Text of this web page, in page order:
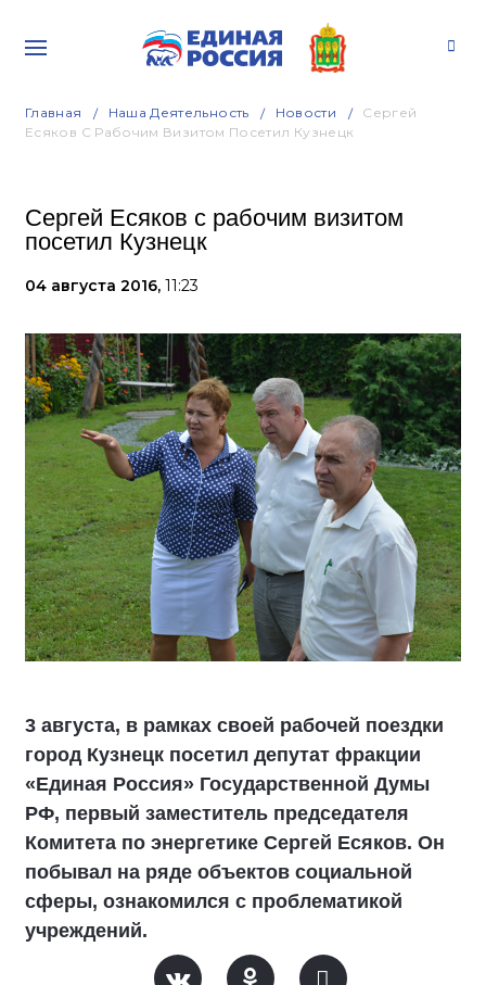
Главная Наша Деятельность Новости
Сергей
Есяков С Рабочим Визитом Посетил Кузнецк
Сергей Есяков с рабочим визитом
посетил Кузнецк
04 августа 2016, 11:23
3 августа, в рамках своей рабочей поездки
город Кузнецк посетил депутат фракции
«Единая Россия» Государственной Думы
РФ, первый заместитель председателя
Комитета по энергетике Сергей Есяков. Он
побывал на ряде объектов социальной
сферы, ознакомился с проблематикой
учреждений.